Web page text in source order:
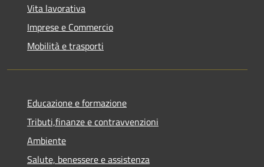
Vita lavorativa
Imprese e Commercio
Mobilità e trasporti
Educazione e formazione
Tributi,finanze e contravvenzioni
Ambiente
Salute, benessere e assistenza